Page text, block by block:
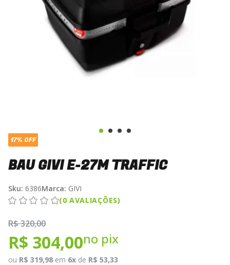
17% OFF
BAU GIVI E-27M TRAFFIC
Sku: 6386Marca: GIVI
(0 AVALIAÇÕES)
R$ 320,00
R$ 304,00no pix
ou R$ 319,98 em 6x de R$ 53,33